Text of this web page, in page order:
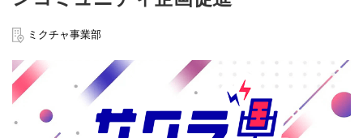
ミクチャ事業部